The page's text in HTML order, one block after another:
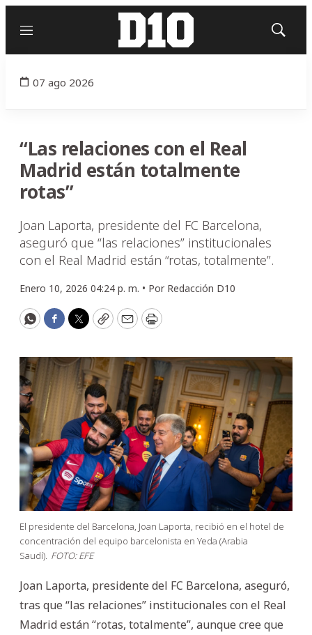
Menú
Mostrar
07 ago 2026
“Las relaciones con el Real
Madrid están totalmente
rotas”
Joan Laporta, presidente del FC Barcelona,
aseguró que “las relaciones” institucionales
con el Real Madrid están “rotas, totalmente”.
Enero 10, 2026 04:24 p. m. • Por Redacción D10
WhatsApp
Facebook
Twitter
CopyEmailPrint
El presidente del Barcelona, Joan Laporta, recibió en el hotel de
concentración del equipo barcelonista en Yeda (Arabia
Saudí). FOTO: EFE
Joan Laporta, presidente del FC Barcelona, aseguró,
tras que “las relaciones” institucionales con el Real
Madrid están “rotas, totalmente”, aunque cree que